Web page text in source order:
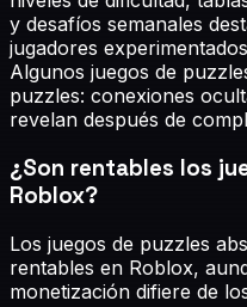
y desafíos semanales
jugadores
Algunos juegos de
puzzles: conexiones
revelan después de
¿Son rentables los
Roblox?
Los juegos de puzzles
rentables en Roblox,
monetización difiere de